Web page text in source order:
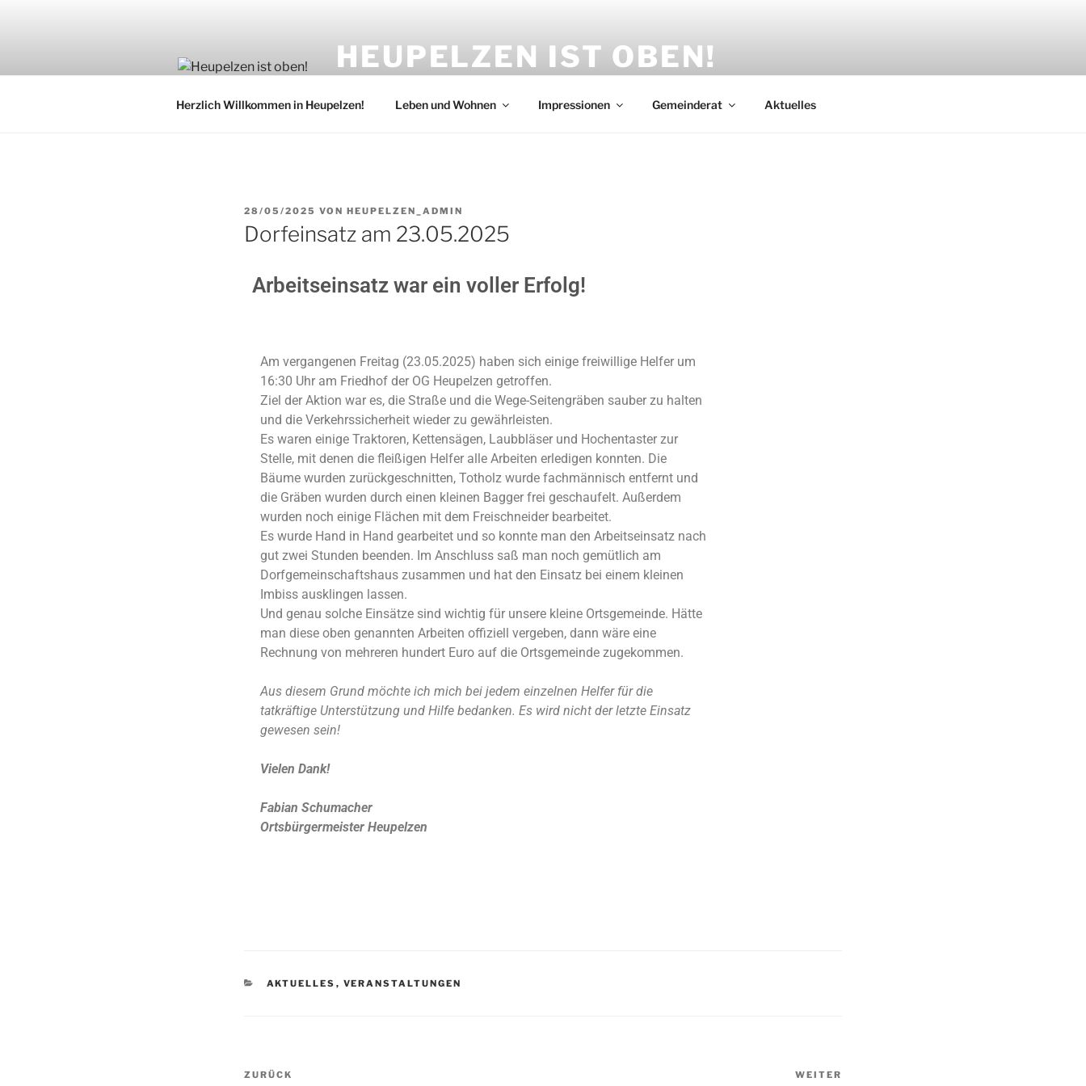
HEUPELZEN IST OBEN!
Herzlich Willkommen in Heupelzen! Leben und Wohnen Impressionen Gemeinderat Aktuelles
28/05/2025 VON HEUPELZEN_ADMIN
Dorfeinsatz am 23.05.2025
Arbeitseinsatz war ein voller Erfolg!
Am vergangenen Freitag (23.05.2025) haben sich einige freiwillige Helfer um
16:30 Uhr am Friedhof der OG Heupelzen getroffen.
Ziel der Aktion war es, die Straße und die Wege-Seitengräben sauber zu halten
und die Verkehrssicherheit wieder zu gewährleisten.
Es waren einige Traktoren, Kettensägen, Laubbläser und Hochentaster zur
Stelle, mit denen die fleißigen Helfer alle Arbeiten erledigen konnten. Die
Bäume wurden zurückgeschnitten, Totholz wurde fachmännisch entfernt und
die Gräben wurden durch einen kleinen Bagger frei geschaufelt. Außerdem
wurden noch einige Flächen mit dem Freischneider bearbeitet.
Es wurde Hand in Hand gearbeitet und so konnte man den Arbeitseinsatz nach
gut zwei Stunden beenden. Im Anschluss saß man noch gemütlich am
Dorfgemeinschaftshaus zusammen und hat den Einsatz bei einem kleinen
Imbiss ausklingen lassen.
Und genau solche Einsätze sind wichtig für unsere kleine Ortsgemeinde. Hätte
man diese oben genannten Arbeiten offiziell vergeben, dann wäre eine
Rechnung von mehreren hundert Euro auf die Ortsgemeinde zugekommen.
Aus diesem Grund möchte ich mich bei jedem einzelnen Helfer für die
tatkräftige Unterstützung und Hilfe bedanken. Es wird nicht der letzte Einsatz
gewesen sein!
Vielen Dank!
Fabian Schumacher
Ortsbürgermeister Heupelzen
AKTUELLES , VERANSTALTUNGEN
ZURÜCK WEITER